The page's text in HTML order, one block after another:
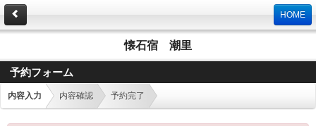
HOME
懐石宿 潮里
予約フォーム
内容入力 内容確認 予約完了